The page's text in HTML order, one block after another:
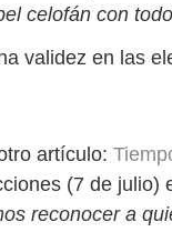
celofán con
validez en las
artículo:
(7 de julio)
reconocer a